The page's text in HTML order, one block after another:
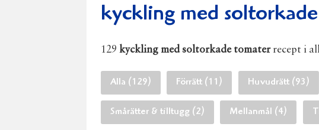
kyckling med
129 kyckling med soltorkade tomaterrecept i
Alla (129) Förrätt (11) Huvudrätt (93)
Smårätter & tilltugg (2) Mellanmål (4)